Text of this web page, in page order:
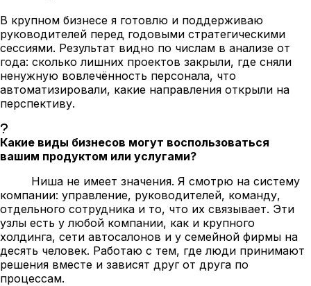
В крупном бизнесе я готовлю и поддерживаю
руководителей перед годовыми стратегическими
сессиями. Результат видно по числам в анализе от
года: сколько лишних проектов закрыли, где сняли
ненужную вовлечённость персонала, что
автоматизировали, какие направления открыли на
перспективу.
Какие виды бизнесов могут воспользоваться
вашим продуктом или услугами?
Ниша не имеет значения. Я смотрю на систему
компании: управление, руководителей, команду,
отдельного сотрудника и то, что их связывает. Эти
узлы есть у любой компании, как и крупного
холдинга, сети автосалонов и у семейной фирмы на
десять человек. Работаю с тем, где люди принимают
решения вместе и зависят друг от друга по
процессам.